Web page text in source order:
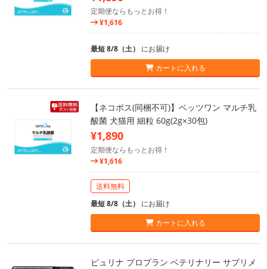
定期便ならもっとお得！
¥1,616
最短 8/8（土） にお届け
カートに入れる
【ネコポス(同梱不可)】ベッツワン マルチ乳
酸菌 犬猫用 細粒 60g(2g×30包)
¥1,890
定期便ならもっとお得！
¥1,616
送料無料
最短 8/8（土） にお届け
カートに入れる
ピュリナ プロプラン ベテリナリー サプリメ